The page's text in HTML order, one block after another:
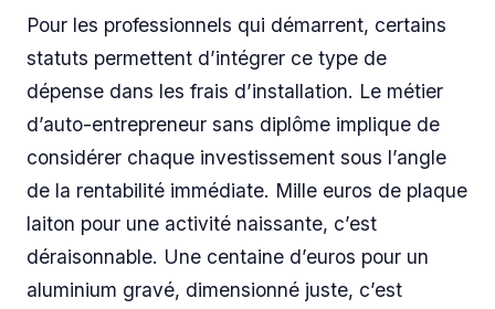
Pour les professionnels qui démarrent, certains
statuts permettent d’intégrer ce type de
dépense dans les frais d’installation. Le métier
d’auto-entrepreneur sans diplôme implique de
considérer chaque investissement sous l’angle
de la rentabilité immédiate. Mille euros de plaque
laiton pour une activité naissante, c’est
déraisonnable. Une centaine d’euros pour un
aluminium gravé, dimensionné juste, c’est